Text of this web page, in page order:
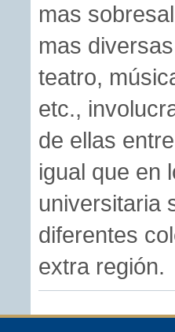
mas
mas
teatro,
etc.,
de ellas
igual que en
universitaria
diferentes
extra región.